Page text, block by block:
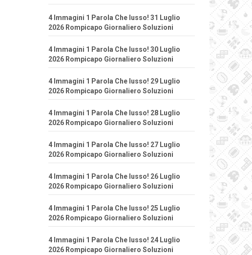
4 Immagini 1 Parola Che lusso! 31 Luglio
2026 Rompicapo Giornaliero Soluzioni
4 Immagini 1 Parola Che lusso! 30 Luglio
2026 Rompicapo Giornaliero Soluzioni
4 Immagini 1 Parola Che lusso! 29 Luglio
2026 Rompicapo Giornaliero Soluzioni
4 Immagini 1 Parola Che lusso! 28 Luglio
2026 Rompicapo Giornaliero Soluzioni
4 Immagini 1 Parola Che lusso! 27 Luglio
2026 Rompicapo Giornaliero Soluzioni
4 Immagini 1 Parola Che lusso! 26 Luglio
2026 Rompicapo Giornaliero Soluzioni
4 Immagini 1 Parola Che lusso! 25 Luglio
2026 Rompicapo Giornaliero Soluzioni
4 Immagini 1 Parola Che lusso! 24 Luglio
2026 Rompicapo Giornaliero Soluzioni